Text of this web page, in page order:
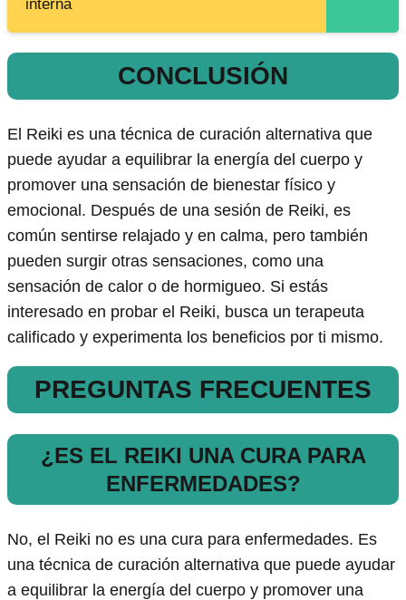
interna
CONCLUSIÓN
El Reiki es una técnica de curación alternativa que
puede ayudar a equilibrar la energía del cuerpo y
promover una sensación de bienestar físico y
emocional. Después de una sesión de Reiki, es
común sentirse relajado y en calma, pero también
pueden surgir otras sensaciones, como una
sensación de calor o de hormigueo. Si estás
interesado en probar el Reiki, busca un terapeuta
calificado y experimenta los beneficios por ti mismo.
PREGUNTAS FRECUENTES
¿ES EL REIKI UNA CURA PARA
ENFERMEDADES?
No, el Reiki no es una cura para enfermedades. Es
una técnica de curación alternativa que puede ayudar
a equilibrar la energía del cuerpo y promover una